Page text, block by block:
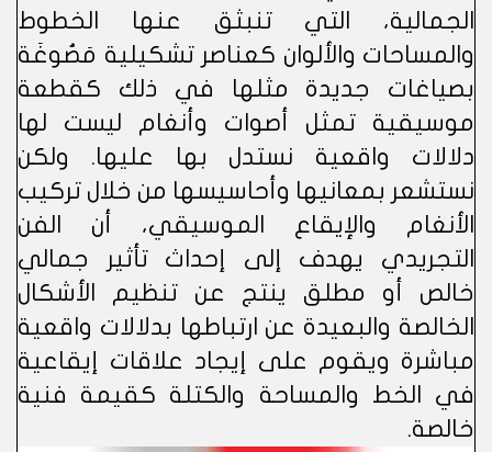
الجمالية، التي تنبثق عنها الخطوط
والمساحات والألوان كعناصر تشكيلية مَصُوغَة
بصياغات جديدة مثلها في ذلك كقطعة
موسيقية تمثل أصوات وأنغام ليست لها
دلالات واقعية نستدل بها عليها. ولكن
نستشعر بمعانيها وأحاسيسها من خلال تركيب
الأنغام والإيقاع الموسيقي، أن الفن
التجريدي يهدف إلى إحداث تأثير جمالي
خالص أو مطلق ينتج عن تنظيم الأشكال
الخالصة والبعيدة عن ارتباطها بدلالات واقعية
مباشرة ويقوم على إيجاد علاقات إيقاعية
في الخط والمساحة والكتلة كقيمة فنية
خالصة.